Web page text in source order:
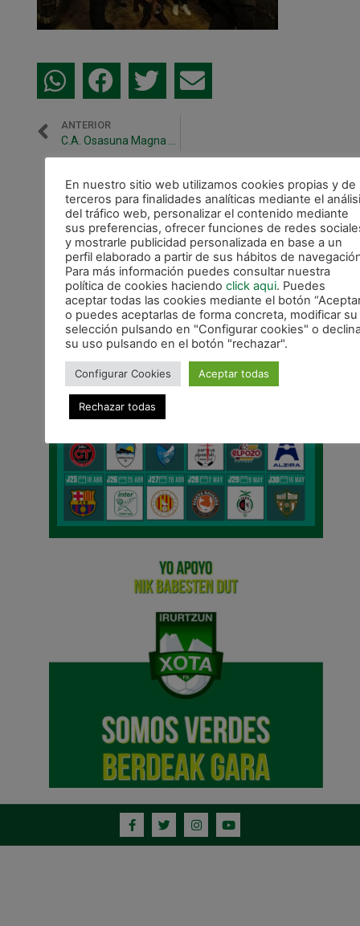
ANTERIOR
CALENDARIO DE LIGA
En nuestro sitio web utilizamos cookies propias y de
terceros para finalidades analíticas mediante el
del tráfico web, personalizar el contenido mediante
sus preferencias, ofrecer funciones de redes
y mostrarle publicidad personalizada en base a un
perfil elaborado a partir de sus hábitos de
Para más información puedes consultar nuestra
política de cookies haciendo click aqui. Puedes
aceptar todas las cookies mediante el botón
o puedes aceptarlas de forma concreta, modificar su
selección pulsando en "Configurar cookies" o
su uso pulsando en el botón "rechazar".
Configurar Cookies Aceptar todas
Rechazar todas